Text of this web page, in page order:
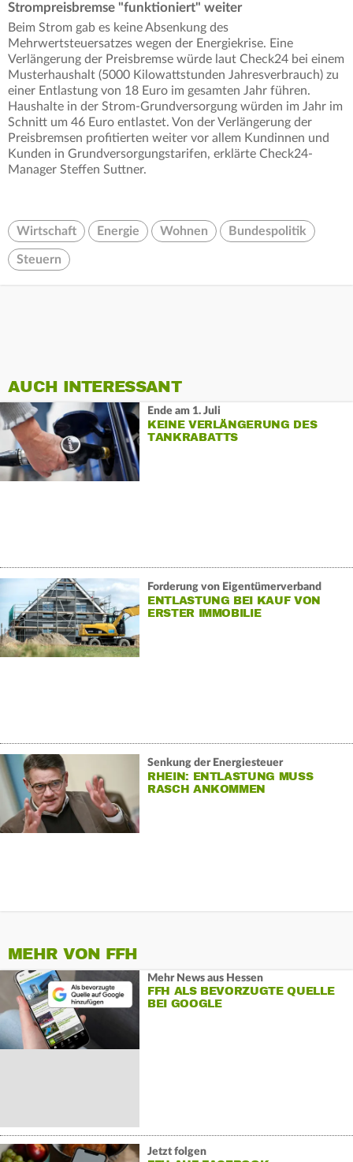
Strompreisbremse "funktioniert" weiter
Beim Strom gab es keine Absenkung des
Mehrwertsteuersatzes wegen der Energiekrise. Eine
Verlängerung der Preisbremse würde laut Check24 bei einem
Musterhaushalt (5000 Kilowattstunden Jahresverbrauch) zu
einer Entlastung von 18 Euro im gesamten Jahr führen.
Haushalte in der Strom-Grundversorgung würden im Jahr im
Schnitt um 46 Euro entlastet. Von der Verlängerung der
Preisbremsen profitierten weiter vor allem Kundinnen und
Kunden in Grundversorgungstarifen, erklärte Check24-
Manager Steffen Suttner.
Wirtschaft Energie Wohnen Bundespolitik
Steuern
AUCH INTERESSANT
Ende am 1. Juli
KEINE VERLÄNGERUNG DES
TANKRABATTS
Forderung von Eigentümerverband
ENTLASTUNG BEI KAUF VON
ERSTER IMMOBILIE
Senkung der Energiesteuer
RHEIN: ENTLASTUNG MUSS
RASCH ANKOMMEN
MEHR VON FFH
Mehr News aus Hessen
FFH ALS BEVORZUGTE QUELLE
BEI GOOGLE
Jetzt folgen